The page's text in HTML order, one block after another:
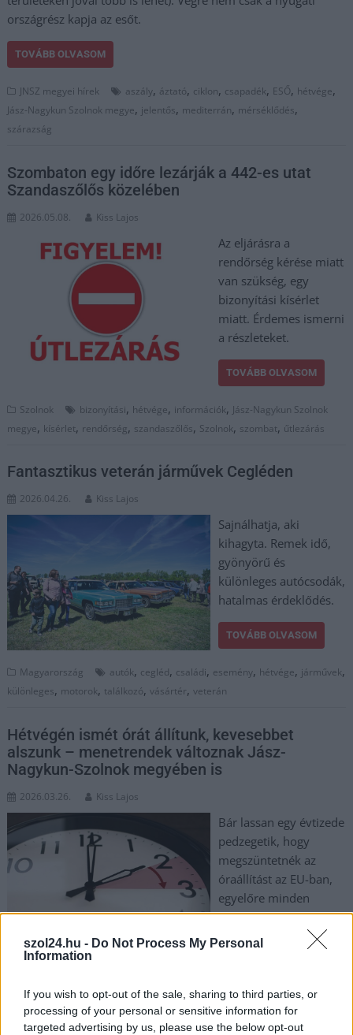
szol24.hu - Do Not Process My Personal
Information
If you wish to opt-out of the sale, sharing to third parties, or
processing of your personal or sensitive information for
targeted advertising by us, please use the below opt-out
országrész kapja az esőt.
TOVÁBB OLVASOM
JNSZ megyei hírek aszály, áztató, ciklon, csapadék, ESŐ, hétvége,
Jász-Nagykun Szolnok megye, jelentős, mediterrán, mérséklődés,
szárazság
Szombaton egy időre lezárják a 442-es utat
Szandaszőlős közelében
2026.05.08. Kiss Lajos
Az eljárásra a
rendőrség kérése miatt
van szükség, egy
bizonyítási kísérlet
miatt. Érdemes ismerni
a részleteket.
TOVÁBB OLVASOM
Szolnok bizonyítási, hétvége, információk, Jász-Nagykun Szolnok
megye, kísérlet, rendőrség, szandaszőlős, Szolnok, szombat, űtlezárás
Fantasztikus veterán járművek Cegléden
2026.04.26. Kiss Lajos
Sajnálhatja, aki
kihagyta. Remek idő,
gyönyörű és
különleges autócsodák,
hatalmas érdeklődés.
TOVÁBB OLVASOM
Magyarország autók, cegléd, családi, esemény, hétvége, járművek,
különleges, motorok, találkozó,vásártér,veterán
Hétvégén ismét órát állítunk, kevesebbet
alszunk – menetrendek változnak Jász-
Nagykun-Szolnok megyében is
2026.03.26. Kiss Lajos
Bár lassan egy évtizede
pedzegetik, hogy
megszüntetnék az
óraállítást az EU-ban,
egyelőre minden
változatlan. Egy órával
kevesebbet alszunk,
számos busz és vonat
TOVÁBB OLVASOM